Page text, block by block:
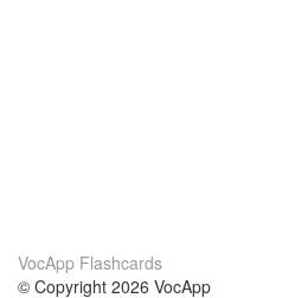
VocApp Flashcards
© Copyright 2026 VocApp